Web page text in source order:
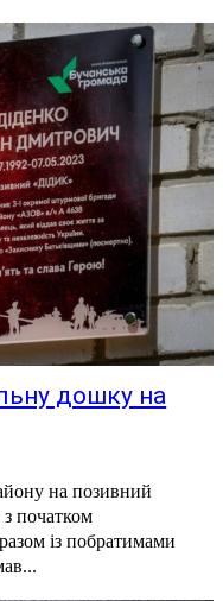
дошку на
на позивний
з початком
із побратимами